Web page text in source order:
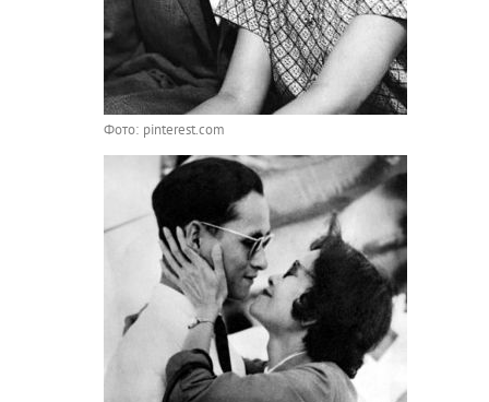
Фото: pinterest.com